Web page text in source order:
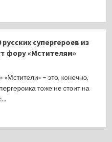
супергероев из
фору «Мстителям»
– это, конечно,
тоже не стоит на